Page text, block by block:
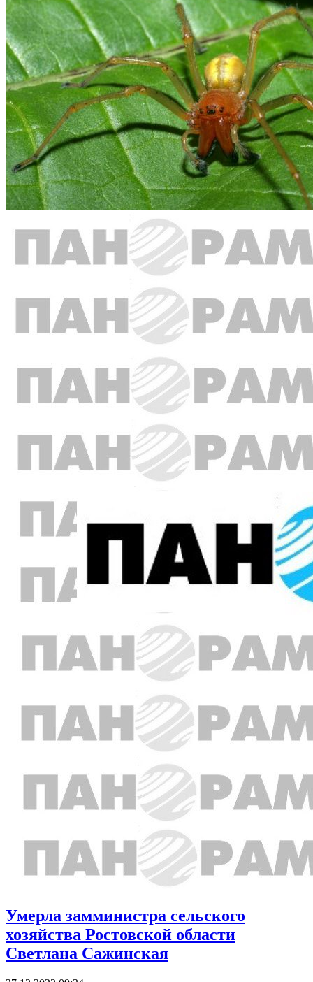
Умерла замминистра сельского
хозяйства Ростовской области
Светлана Сажинская